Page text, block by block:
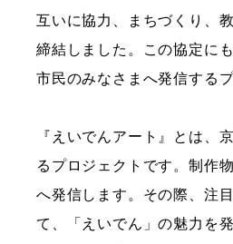
互いに協力、まちづくり、
締結しました。この協定に
市民のみなさまへ発信する
『えいでんアート』とは、
るプロジェクトです。制作
へ発信します。その際、注
て、「えいでん」の魅力を